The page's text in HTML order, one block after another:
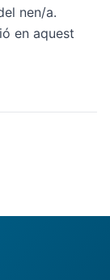
nen/a.
en aquest